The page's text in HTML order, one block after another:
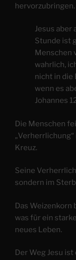
hervorzubringen.
Jesus aber
Stunde ist
Menschen
wahrlich,
nicht in die
wenn es
Johannes
Die Menschen
Kreuz.
Seine
sondern im
Das Weizenkorn
was für ein
neues Leben.
Der Weg Jesu